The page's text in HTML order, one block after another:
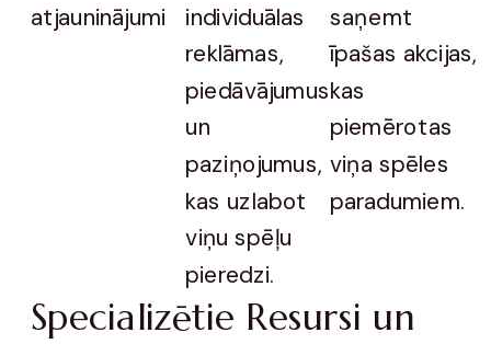
atjauninājumi
individuālas
reklāmas,
piedāvājumus
un
paziņojumus,
kas uzlabot
viņu spēļu
pieredzi.
saņemt
īpašas akcijas,
kas
piemērotas
viņa spēles
paradumiem.
Specializētie Resursi un